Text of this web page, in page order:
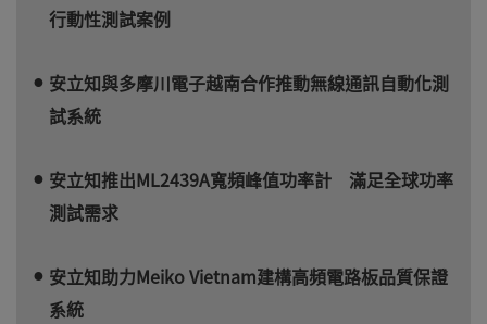
行動性測試案例
安立知與多摩川電子越南合作推動無線通訊自動化測
試系統
安立知推出ML2439A寬頻峰值功率計 滿足全球功率
測試需求
安立知助力Meiko Vietnam建構高頻電路板品質保證
系統